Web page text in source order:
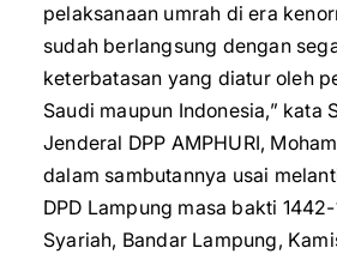
pelaksanaan umrah di era
sudah berlangsung dengan
keterbatasan yang diatur oleh
Saudi maupun Indonesia,” kata
Jenderal DPP AMPHURI,
dalam sambutannya usai
DPD Lampung masa bakti
Syariah, Bandar Lampung,